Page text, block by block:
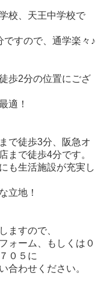
校、天王中学校で
ですので、通学楽々♪
歩2分の位置にござ
適！
で徒歩3分、阪急オ
まで徒歩4分です。
も生活施設が充実し
立地！
ますので、
ォーム、もしくは０
０５に
合わせください。